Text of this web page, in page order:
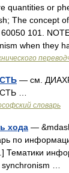
quantities or
The concept
101.
when they
— см.
…
словарь
хода —
по
…